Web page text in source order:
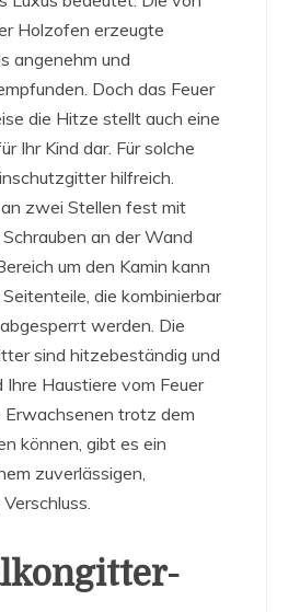
Holzofen erzeugte
angenehm und
Doch das Feuer
die Hitze stellt auch eine
Ihr Kind dar. Für solche
hilfreich.
zwei Stellen fest mit
an der Wand
um den Kamin kann
die kombinierbar
werden. Die
sind hitzebeständig und
Ihre Haustiere vom Feuer
Erwachsenen trotz dem
können, gibt es ein
zuverlässigen,